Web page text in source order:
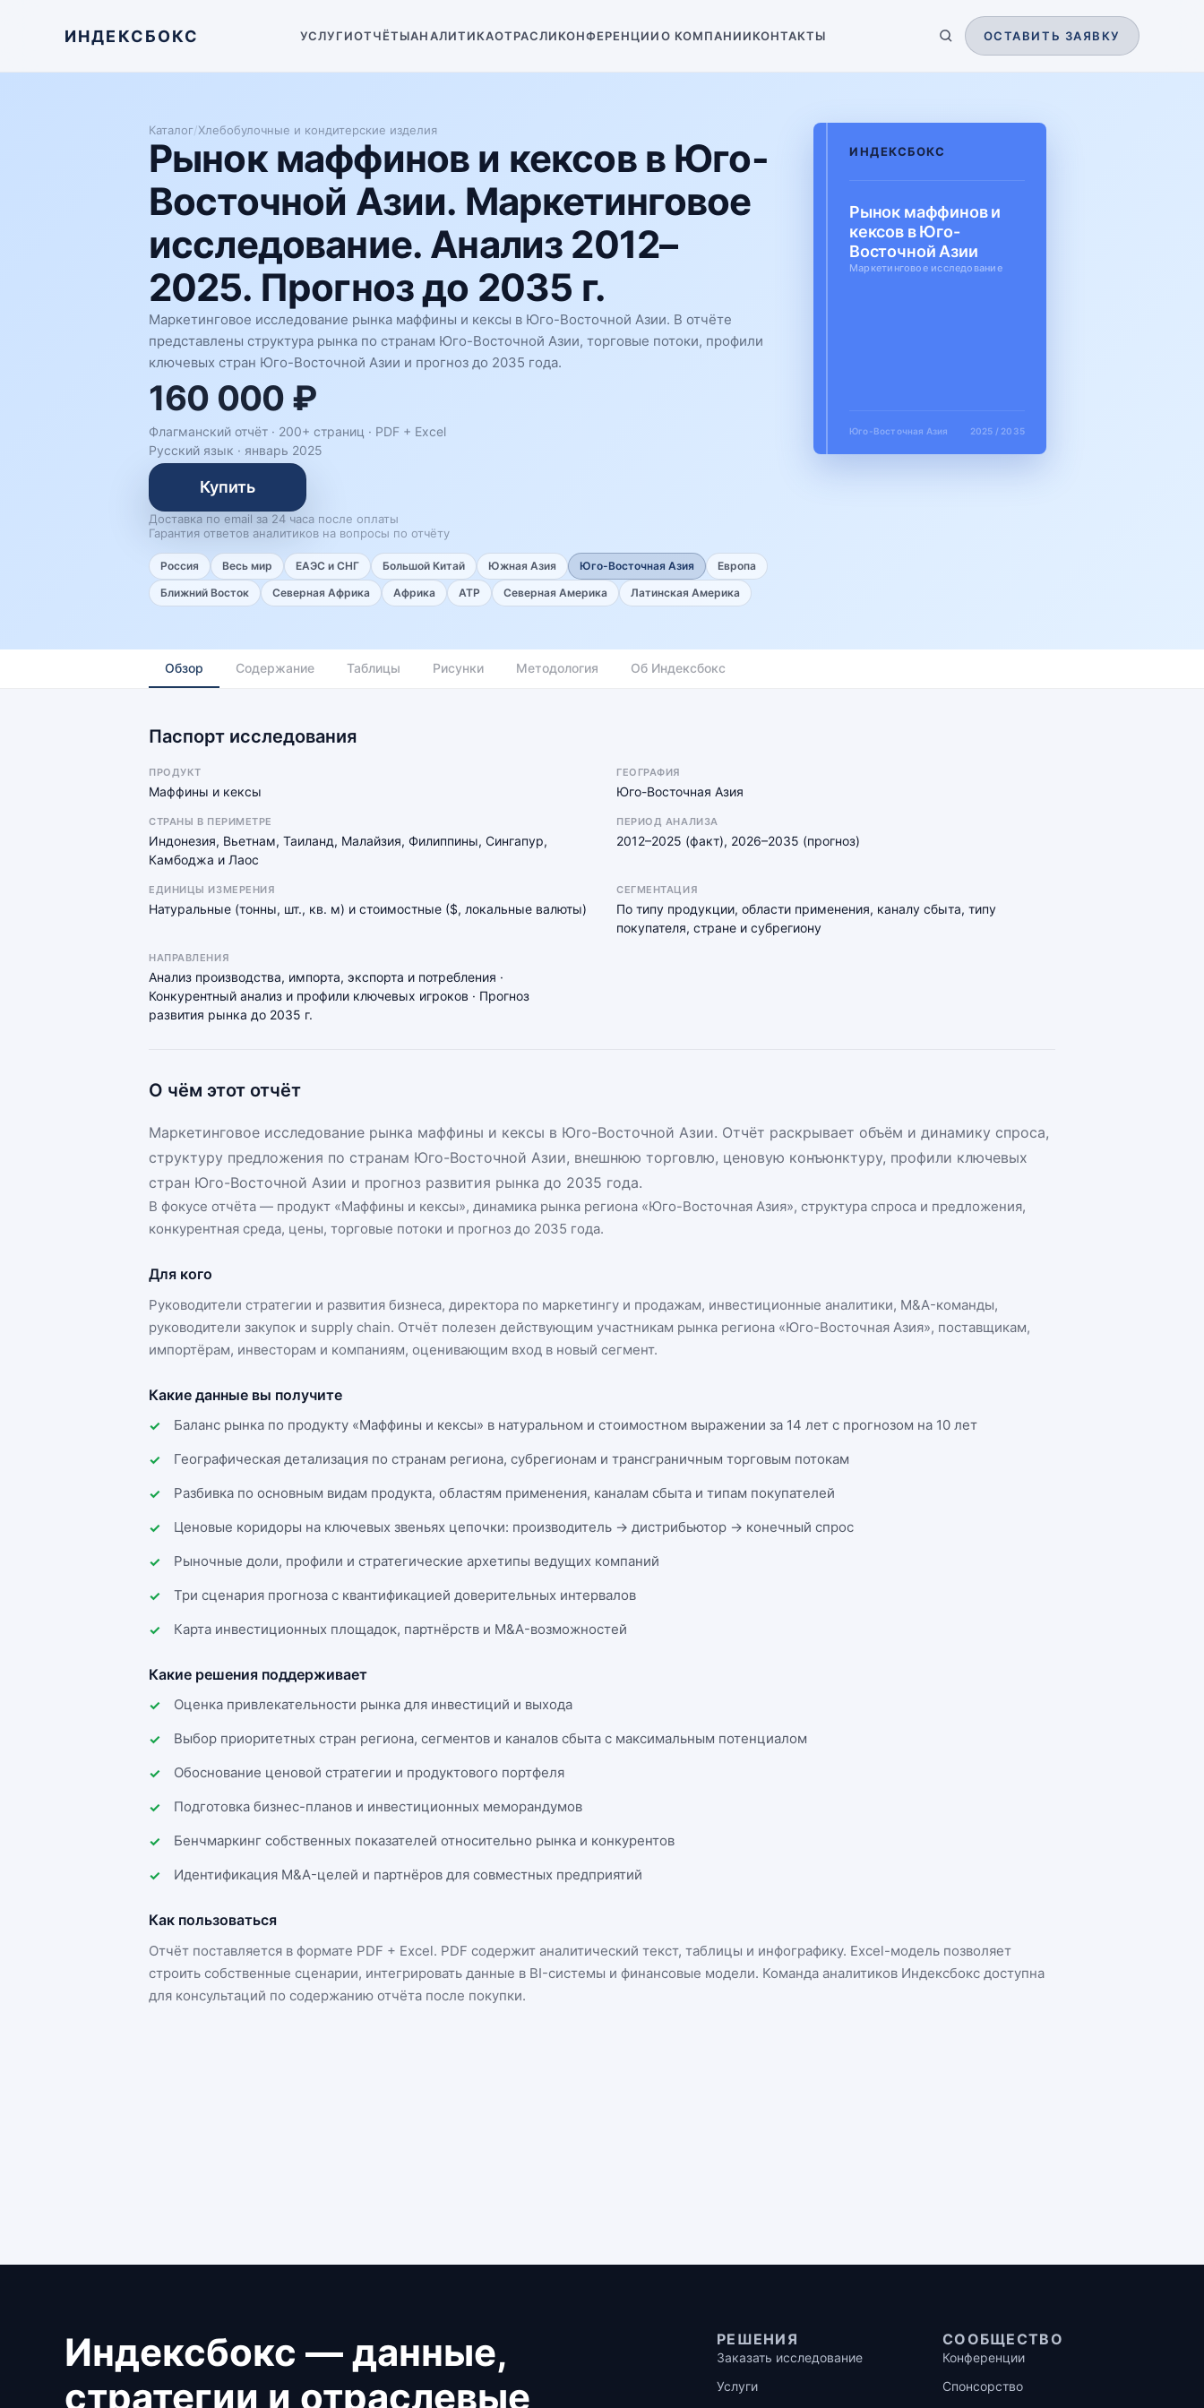
ИНДЕКСБОКС УСЛУГИОТЧЁТЫАНАЛИТИКАОТРАСЛИКОНФЕРЕНЦИИО КОМПАНИИКОНТАКТЫ ОСТАВИТЬ ЗАЯВКУ
Каталог/Хлебобулочные и кондитерские изделия
Рынок маффинов и кексов в Юго-
Восточной Азии. Маркетинговое
исследование. Анализ 2012–
2025. Прогноз до 2035 г.
Маркетинговое исследование рынка маффины и кексы в Юго-Восточной Азии. В отчёте
представлены структура рынка по странам Юго-Восточной Азии, торговые потоки, профили
ключевых стран Юго-Восточной Азии и прогноз до 2035 года.
160 000 ₽
Флагманский отчёт · 200+ страниц · PDF + Excel
Русский язык · январь 2025
Купить
Доставка по email за 24 часа после оплаты
Гарантия ответов аналитиков на вопросы по отчёту
Россия Весь мир ЕАЭС и СНГ Большой Китай Южная Азия Юго-Восточная Азия
Европа
Ближний Восток
Северная Африка Африка АТР Северная Америка Латинская Америка
ИНДЕКСБОКС
Рынок маффинов и
кексов в Юго-
Восточной Азии
Маркетинговое исследование
Юго-Восточная Азия 2025 / 2035
Обзор Содержание Таблицы Рисунки Методология Об Индексбокс
Паспорт исследования
ПРОДУКТ
Маффины и кексы
ГЕОГРАФИЯ
Юго-Восточная Азия
СТРАНЫ В ПЕРИМЕТРЕ
Индонезия, Вьетнам, Таиланд, Малайзия, Филиппины, Сингапур,
Камбоджа и Лаос
ПЕРИОД АНАЛИЗА
2012–2025 (факт), 2026–2035 (прогноз)
ЕДИНИЦЫ ИЗМЕРЕНИЯ
Натуральные (тонны, шт., кв. м) и стоимостные ($, локальные валюты)
СЕГМЕНТАЦИЯ
По типу продукции, области применения, каналу сбыта, типу
покупателя, стране и субрегиону
НАПРАВЛЕНИЯ
Анализ производства, импорта, экспорта и потребления ·
Конкурентный анализ и профили ключевых игроков · Прогноз
развития рынка до 2035 г.
О чём этот отчёт
Маркетинговое исследование рынка маффины и кексы в Юго-Восточной Азии. Отчёт раскрывает объём и динамику спроса,
структуру предложения по странам Юго-Восточной Азии, внешнюю торговлю, ценовую конъюнктуру, профили ключевых
стран Юго-Восточной Азии и прогноз развития рынка до 2035 года.
В фокусе отчёта — продукт «Маффины и кексы», динамика рынка региона «Юго-Восточная Азия», структура спроса и предложения,
конкурентная среда, цены, торговые потоки и прогноз до 2035 года.
Для кого
Руководители стратегии и развития бизнеса, директора по маркетингу и продажам, инвестиционные аналитики, M&A-команды,
руководители закупок и supply chain. Отчёт полезен действующим участникам рынка региона «Юго-Восточная Азия», поставщикам,
импортёрам, инвесторам и компаниям, оценивающим вход в новый сегмент.
Какие данные вы получите
Баланс рынка по продукту «Маффины и кексы» в натуральном и стоимостном выражении за 14 лет с прогнозом на 10 лет
Географическая детализация по странам региона, субрегионам и трансграничным торговым потокам
Разбивка по основным видам продукта, областям применения, каналам сбыта и типам покупателей
Ценовые коридоры на ключевых звеньях цепочки: производитель → дистрибьютор → конечный спрос
Рыночные доли, профили и стратегические архетипы ведущих компаний
Три сценария прогноза с квантификацией доверительных интервалов
Карта инвестиционных площадок, партнёрств и M&A-возможностей
Какие решения поддерживает
Оценка привлекательности рынка для инвестиций и выхода
Выбор приоритетных стран региона, сегментов и каналов сбыта с максимальным потенциалом
Обоснование ценовой стратегии и продуктового портфеля
Подготовка бизнес-планов и инвестиционных меморандумов
Бенчмаркинг собственных показателей относительно рынка и конкурентов
Идентификация M&A-целей и партнёров для совместных предприятий
Как пользоваться
Отчёт поставляется в формате PDF + Excel. PDF содержит аналитический текст, таблицы и инфографику. Excel-модель позволяет
строить собственные сценарии, интегрировать данные в BI-системы и финансовые модели. Команда аналитиков Индексбокс доступна
для консультаций по содержанию отчёта после покупки.
Индексбокс — данные,
стратегии и отраслевые
РЕШЕНИЯ
Заказать исследование
Услуги
СООБЩЕСТВО
Конференции
Спонсорство